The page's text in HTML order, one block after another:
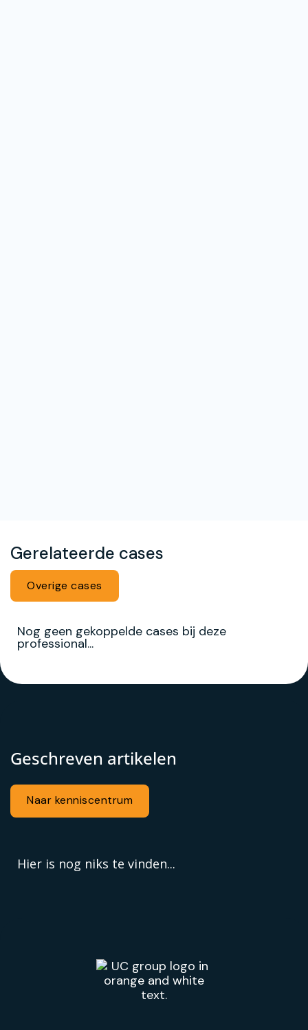
Gerelateerde cases
Overige cases
Nog geen gekoppelde cases bij deze
professional...
Geschreven artikelen
Naar kenniscentrum
Hier is nog niks te vinden...